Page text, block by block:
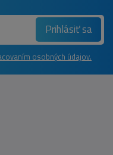
Prihlásiť sa
osobných údajov.